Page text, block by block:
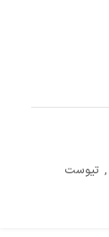
, تیوست